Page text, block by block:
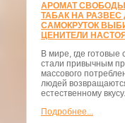
АРОМАТ
ТАБАК НА РАЗВЕС
САМОКРУТОК
ЦЕНИТЕЛИ
В мире, где готовые
стали привычным
массового
людей
естественному вкусу.
Подробнее...